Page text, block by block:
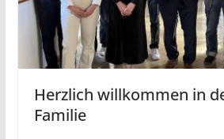
Herzlich willkommen in
Familie